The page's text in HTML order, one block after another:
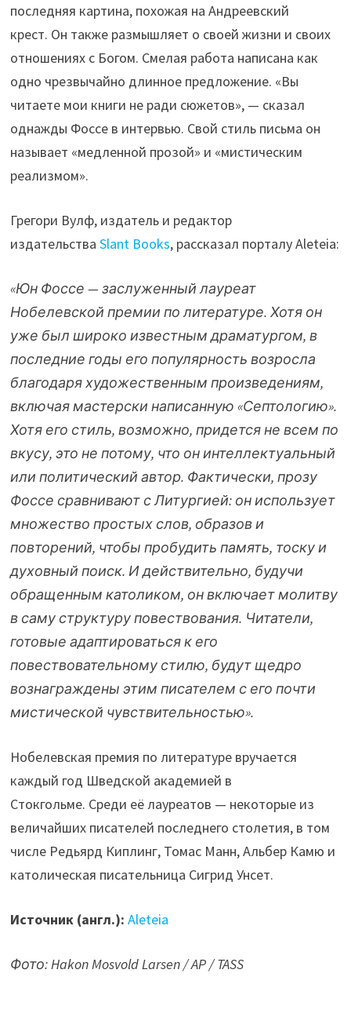
последняя картина, похожая на Андреевский
крест. Он также размышляет о своей жизни и своих
отношениях с Богом. Смелая работа написана как
одно чрезвычайно длинное предложение. «Вы
читаете мои книги не ради сюжетов», — сказал
однажды Фоссе в интервью. Свой стиль письма он
называет «медленной прозой» и «мистическим
реализмом».
Грегори Вулф, издатель и редактор
издательстваSlant Books, рассказал порталу Aleteia:
«Юн Фоссе — заслуженный лауреат
Нобелевской премии по литературе. Хотя он
уже был широко известным драматургом, в
последние годы его популярность возросла
благодаря художественным произведениям,
включая мастерски написанную «Септологию».
Хотя его стиль, возможно, придется не всем по
вкусу, это не потому, что он интеллектуальный
или политический автор. Фактически, прозу
Фоссе сравнивают с Литургией: он использует
множество простых слов, образов и
повторений, чтобы пробудить память, тоску и
духовный поиск. И действительно, будучи
обращенным католиком, он включает молитву
в саму структуру повествования. Читатели,
готовые адаптироваться к его
повествовательному стилю, будут щедро
вознаграждены этим писателем с его почти
мистической чувствительностью».
Нобелевская премия по литературе вручается
каждый год Шведской академией в
Стокгольме. Среди её лауреатов — некоторые из
величайших писателей последнего столетия, в том
числе Редьярд Киплинг, Томас Манн, Альбер Камю и
католическая писательница Сигрид Унсет.
Источник (англ.): Aleteia
Фото: Hakon Mosvold Larsen / AP / TASS